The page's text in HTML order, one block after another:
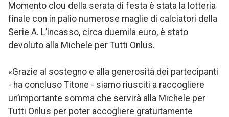
Momento clou della serata di festa è stata la lotteria
finale con in palio numerose maglie di calciatori della
Serie A. L’incasso, circa duemila euro, è stato
devoluto alla Michele per Tutti Onlus.
«Grazie al sostegno e alla generosità dei partecipanti
- ha concluso Titone - siamo riusciti a raccogliere
un’importante somma che servirà alla Michele per
Tutti Onlus per poter accogliere gratuitamente